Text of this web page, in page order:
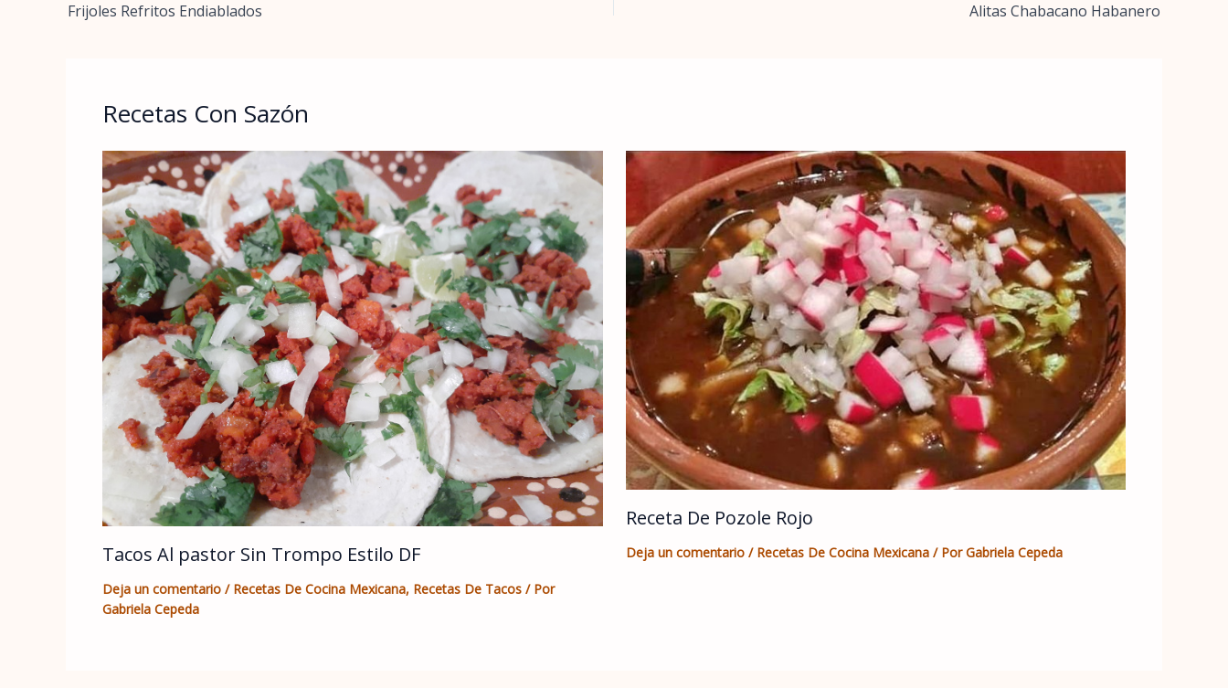
Frijoles Refritos Endiablados Alitas Chabacano Habanero
Recetas Con Sazón
Tacos Al pastor Sin Trompo Estilo DF
Deja un comentario / Recetas De Cocina Mexicana, Recetas De Tacos / Por
Gabriela Cepeda
Receta De Pozole Rojo
Deja un comentario / Recetas De Cocina Mexicana/ PorGabriela Cepeda